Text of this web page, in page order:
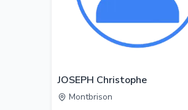
JOSEPH Christophe
Montbrison